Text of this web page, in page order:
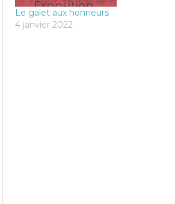
Le galet aux honneurs
4 janvier 2022